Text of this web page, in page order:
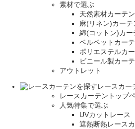
素材で選ぶ
天然素材カーテン
麻(リネン)カーテ
綿(コットン)カー
ベルベットカー
ポリエステルカ
ビニール製カー
アウトレット
レースカー
レースカーテントップ
人気特集で選ぶ
UVカットレース
遮熱断熱レース